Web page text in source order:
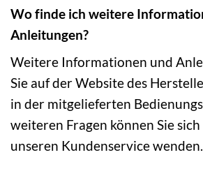
Wo finde ich weitere
Anleitungen?
Weitere Informationen und
Sie auf der Website des
in der mitgelieferten
weiteren Fragen können Sie
unseren Kundenservice wenden.